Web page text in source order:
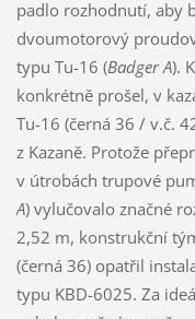
padlo rozhodnutí, aby
dvoumotorový
typu Tu-16 (Badger A).
konkrétně prošel, v
Tu-16 (černá 36 / v.č.
z Kazaně. Protože
v útrobách trupové
A) vylučovalo značné
2,52 m, konstrukční
(černá 36) opatřil
typu KBD-6025. Za